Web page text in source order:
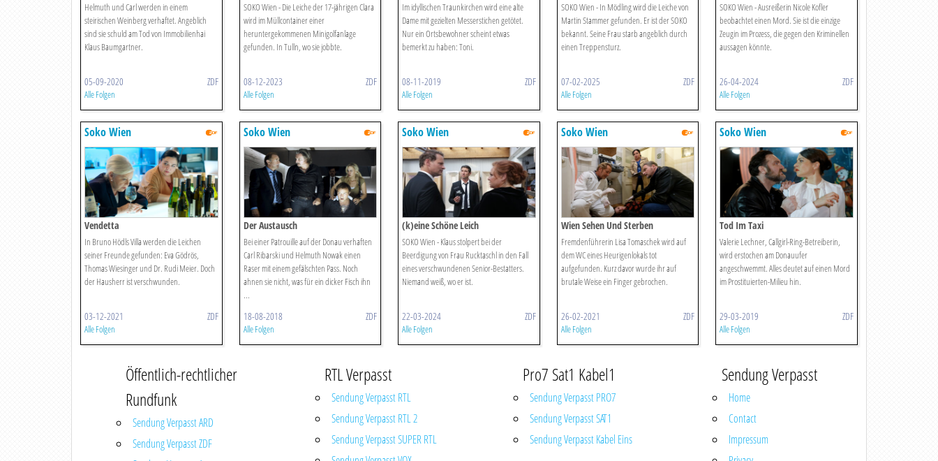
Helmuth und Carl werden in einem
steirischen Weinberg verhaftet. Angeblich
sind sie schuld am Tod von Immobilienhai
Klaus Baumgartner.
05-09-2020 ZDF
Alle Folgen
SOKO Wien - Die Leiche der 17-jährigen Clara
wird im Müllcontainer einer
heruntergekommenen Minigolfanlage
gefunden. In Tulln, wo sie jobbte.
08-12-2023 ZDF
Alle Folgen
Im idyllischen Traunkirchen wird eine alte
Dame mit gezielten Messerstichen getötet.
Nur ein Ortsbewohner scheint etwas
bemerkt zu haben: Toni.
08-11-2019 ZDF
Alle Folgen
SOKO Wien - In Mödling wird die Leiche von
Martin Stammer gefunden. Er ist der SOKO
bekannt. Seine Frau starb angeblich durch
einen Treppensturz.
07-02-2025 ZDF
Alle Folgen
SOKO Wien - Ausreißerin Nicole Kofler
beobachtet einen Mord. Sie ist die einzige
Zeugin im Prozess, die gegen den Kriminellen
aussagen könnte.
26-04-2024 ZDF
Alle Folgen
Soko Wien
Vendetta
In Bruno Hödls Villa werden die Leichen
seiner Freunde gefunden: Eva Gödrös,
Thomas Wiesinger und Dr. Rudi Meier. Doch
der Hausherr ist verschwunden.
03-12-2021 ZDF
Alle Folgen
Soko Wien
Der Austausch
Bei einer Patrouille auf der Donau verhaften
Carl Ribarski und Helmuth Nowak einen
Raser mit einem gefälschten Pass. Noch
ahnen sie nicht, was für ein dicker Fisch ihn
...
18-08-2018 ZDF
Alle Folgen
Soko Wien
(k)eine Schöne Leich
SOKO Wien - Klaus stolpert bei der
Beerdigung von Frau Rucktaschl in den Fall
eines verschwundenen Senior-Bestatters.
Niemand weiß, wo er ist.
22-03-2024 ZDF
Alle Folgen
Soko Wien
Wien Sehen Und Sterben
Fremdenführerin Lisa Tomaschek wird auf
dem WC eines Heurigenlokals tot
aufgefunden. Kurz davor wurde ihr auf
brutale Weise ein Finger gebrochen.
26-02-2021 ZDF
Alle Folgen
Soko Wien
Tod Im Taxi
Valerie Lechner, Callgirl-Ring-Betreiberin,
wird erstochen am Donauufer
angeschwemmt. Alles deutet auf einen Mord
im Prostituierten-Milieu hin.
29-03-2019 ZDF
Alle Folgen
Öffentlich-rechtlicher
Rundfunk
Sendung Verpasst ARD
Sendung Verpasst ZDF
RTL Verpasst
Sendung Verpasst RTL
Sendung Verpasst RTL 2
Sendung Verpasst SUPER RTL
Pro7 Sat1 Kabel1
Sendung Verpasst PRO7
Sendung Verpasst SAT1
Sendung Verpasst Kabel Eins
Sendung Verpasst
Home
Contact
Impressum